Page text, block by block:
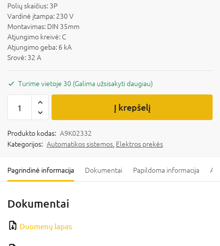
Polių skaičius: 3P
Vardinė įtampa: 230 V
Montavimas: DIN 35mm
Atjungimo kreivė: C
Atjungimo geba: 6 kA
Srovė: 32 A
Turime vietoje 30 (Galima užsisakyti daugiau)
Į krepšelį
Produkto kodas: A9K02332
Kategorijos: Automatikos sistemos, Elektros prekės
Pagrindinė informacija Dokumentai Papildoma informacija
Dokumentai
Duomenų lapas